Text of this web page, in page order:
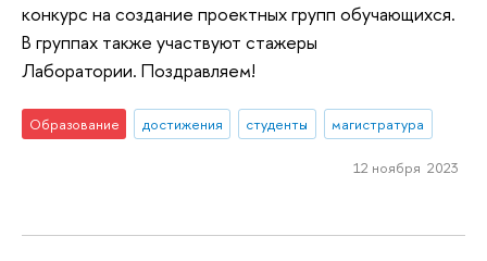
конкурс на создание проектных групп обучающихся.
В группах также участвуют стажеры
Лаборатории. Поздравляем!
Образование достижения студенты магистратура
12 ноября 2023